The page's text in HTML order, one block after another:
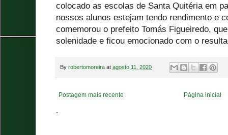
colocado as escolas de Santa Quitéria em
nossos alunos estejam tendo rendimento e
comemorou o prefeito Tomás Figueiredo,
solenidade e ficou emocionado com o
By robertomoreira at agosto 11, 2020
Postagem mais recente Página inicial
.